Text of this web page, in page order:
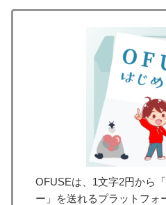
OFUSEは、1文字2円から
ー」を送れるプラットフォ